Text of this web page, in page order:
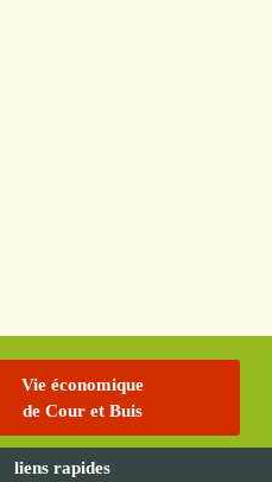
Vie économique
de Cour et Buis
liens rapides